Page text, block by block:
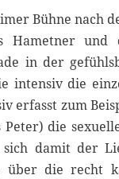
Bühne nach
Hametner
in der
intensiv die
erfasst zum
Peter) die
damit der
die recht